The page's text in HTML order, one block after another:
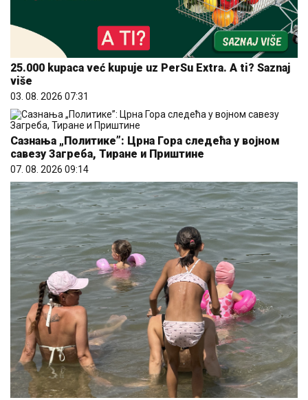
25.000 kupaca već kupuje uz PerSu Extra. A ti? Saznaj
više
03. 08. 2026 07:31
Сазнања „Политике”: Црна Гора следећа у војном
савезу Загреба, Тиране и Приштине
07. 08. 2026 09:14